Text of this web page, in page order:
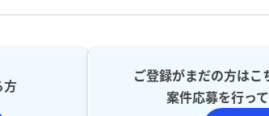
方
ご登録がまだの方はこ
案件応募を行って